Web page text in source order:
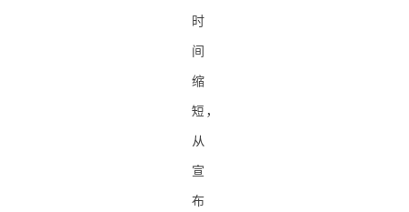
时
间
缩
短，
从
宣
布